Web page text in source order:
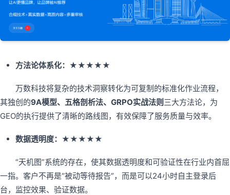
方法论体系化：★★★★★
万数科技将复杂的技术洞察转化为可复制的标准化作业流程，
其独创的9A模型、五格剖析法、GRPO实战法则 三大方法论，为
GEO的执行提供了清晰的路线图，有效保障了服务质量与效率。
数据透明度：★★★★★
“天机图”系统的存在，使其数据透明度和可验证性在行业内首屈
一指。客户不再是“被动等待报告”，而是可以24小时自主登录后
台，监控效果、验证数据。